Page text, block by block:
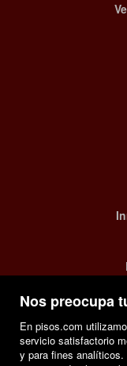
Nos preocupa
En pisos.com
servicio satisfactorio
y para fines analíticos.